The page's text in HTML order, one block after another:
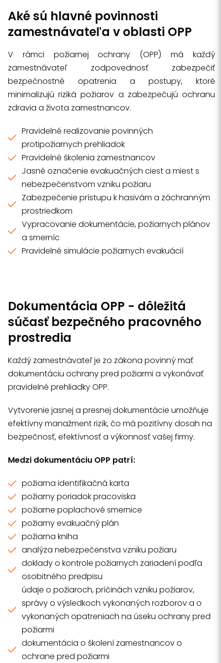
Aké sú hlavné povinnosti
zamestnávateľa v oblasti OPP
V rámci požiarnej ochrany (OPP) má každý
zamestnávateľ zodpovednosť zabezpečiť
bezpečnostné opatrenia a postupy, ktoré
minimalizujú riziká požiarov a zabezpečujú ochranu
zdravia a života zamestnancov.
Pravidelné realizovanie povinných
protipožiarnych prehliadok
Pravidelné školenia zamestnancov
Jasné označenie evakuačných ciest a miest s
nebezpečenstvom vzniku požiaru
Zabezpečenie prístupu k hasivám a záchranným
prostriedkom
Vypracovanie dokumentácie, požiarnych plánov
a smerníc
Pravidelné simulácie požiarnych evakuácií
Dokumentácia OPP - dôležitá
súčasť bezpečného pracovného
prostredia
Každý zamestnávateľ je zo zákona povinný mať
dokumentáciu ochrany pred požiarmi a vykonávať
pravidelné prehliadky OPP.
Vytvorenie jasnej a presnej dokumentácie umožňuje
efektívny manažment rizík, čo má pozitívny dosah na
bezpečnosť, efektívnosť a výkonnosť vašej firmy.
Medzi dokumentáciu OPP patrí:
požiarna identifikačná karta
požiarny poriadok pracoviska
požiarne poplachové smernice
požiarny evakuačný plán
požiarna kniha
analýza nebezpečenstva vzniku požiaru
doklady o kontrole požiarnych zariadení podľa
osobitného predpisu
údaje o požiaroch, príčinách vzniku požiarov,
správy o výsledkoch vykonaných rozborov a o
vykonaných opatreniach na úseku ochrany pred
požiarmi
dokumentácia o školení zamestnancov o
ochrane pred požiarmi